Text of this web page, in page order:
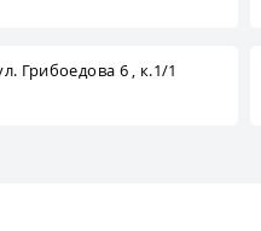
Грибоедова 6 , к.1/1